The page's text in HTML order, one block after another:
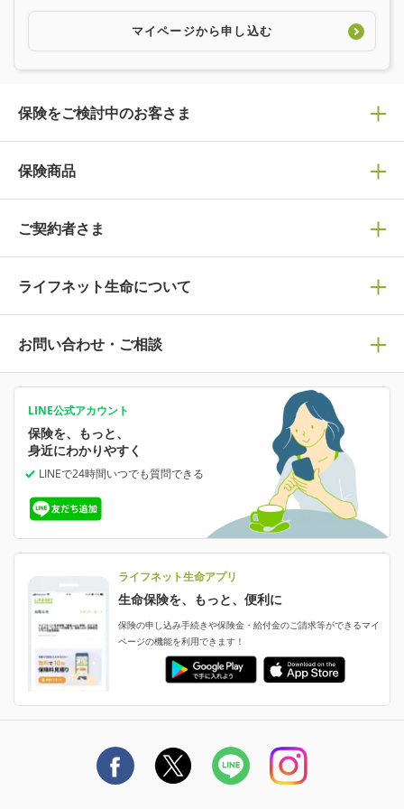
マイページから申し込む
保険をご検討中のお客さま
保険の選び方
保険選びで迷っている方はチェック！
保険の基礎知識や選び方を解説！
人生のステージに必要な保険がわかる！
保険ジャンバラヤ
あなたの人生と保険選びのためのWebメディア
選ばれる理由・評判
ライフネット生命の特長
ライフネット生命が選ばれる理由がわかる！
評判・口コミ
ご契約者さまに聞きました！
申し込みガイド
ご契約の流れと必要書類
保険料の支払い方法
保険商品
保険商品一覧
万が一に備える
病気や手術に備える
がん保険
がんに備える
女性保険
女性特有の病気に備える
就業不能保険
就業不能状態に備える
認知症・MCIに備える
ご契約者さま
マイページログイン
ご契約内容の確認
お客さま情報の確認・変更
保険料の支払い方法の変更
受取人・指定代理請求人の変更
中断したお申し込みの再開
お申し込み後の状況確認
減額・解約・追加契約の申し込み など
ご契約者さま向け各種お手続き・サービス
保険金・給付金のご請求
生命保険料控除に関するご案内
契約更新を迎えるご契約者さまへ
ライフネット生命について
ライフネット生命についてトップ
会社情報
業績・財務情報
保険金等の支払状況
採用情報
生命保険マニフェスト
ライフネット生命のCMページ
ライフネット生命公式note
お問い合わせ・ご相談
保険相談サービス
よくあるご質問
資料請求
LINE公式アカウント
保険を、もっと、
身近にわかりやすく
LINEで24時間いつでも質問できる
ライフネット生命アプリ
生命保険を、もっと、便利に
保険の申し込み手続きや保険金・給付金のご請求等ができるマイ
ページの機能を利用できます！